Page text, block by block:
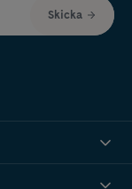
Skicka